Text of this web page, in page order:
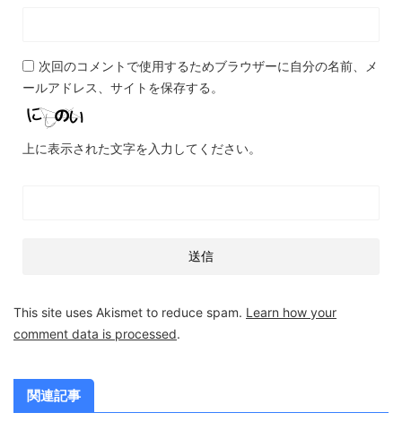
次回のコメントで使用するためブラウザーに自分の名前、メ
ールアドレス、サイトを保存する。
上に表示された文字を入力してください。
This site uses Akismet to reduce spam. Learn how your
comment data is processed.
関連記事